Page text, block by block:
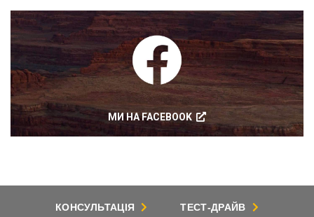
МИ НА FACEBOOK
КОНСУЛЬТАЦІЯ ТЕСТ-ДРАЙВ